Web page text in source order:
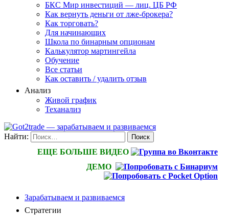
БКС Мир инвестиций — лиц. ЦБ РФ
Как вернуть деньги от лже-брокера?
Как торговать?
Для начинающих
Школа по бинарным опционам
Калькулятор мартингейла
Обучение
Все статьи
Как оставить / удалить отзыв
Анализ
Живой график
Теханализ
Найти:
ЕЩЕ БОЛЬШЕ ВИДЕО
ДЕМО
Зарабатываем и развиваемся
Стратегии